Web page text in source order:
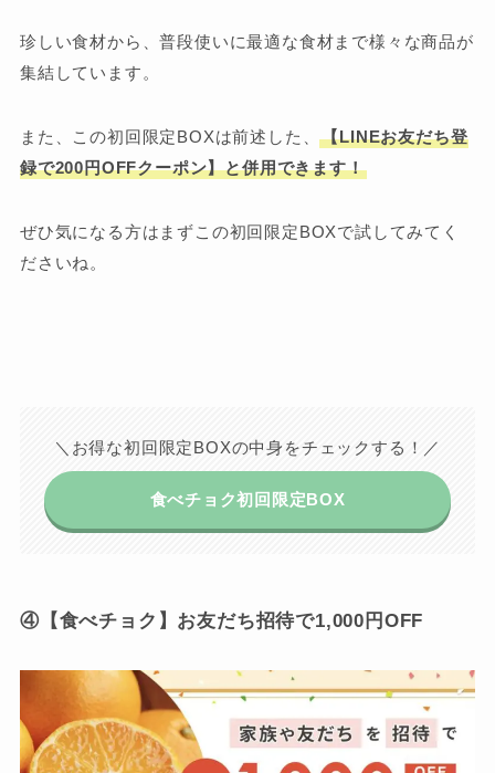
珍しい食材から、普段使いに最適な食材まで様々な商品が
集結しています。
また、この初回限定BOXは前述した、【LINEお友だち登
録で200円OFFクーポン】と併用できます！
ぜひ気になる方はまずこの初回限定BOXで試してみてく
ださいね。
＼お得な初回限定BOXの中身をチェックする！／
食べチョク初回限定BOX
④【食べチョク】お友だち招待で1,000円OFF